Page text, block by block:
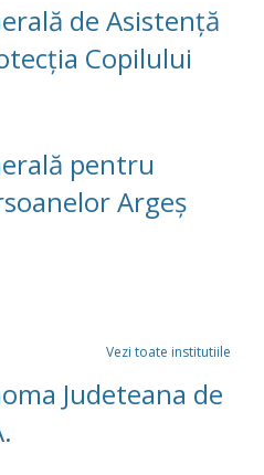
de Asistenţă
Copilului
pentru
Argeș
Vezi toate institutiile
Judeteana de